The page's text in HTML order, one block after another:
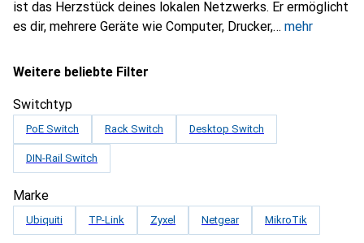
ist das Herzstück deines lokalen Netzwerks. Er ermöglicht
es dir, mehrere Geräte wie Computer, Drucker,
mehr
Weitere beliebte Filter
Switchtyp
PoE Switch Rack Switch Desktop Switch
DIN-Rail Switch
Marke
Ubiquiti TP-Link Zyxel Netgear MikroTik